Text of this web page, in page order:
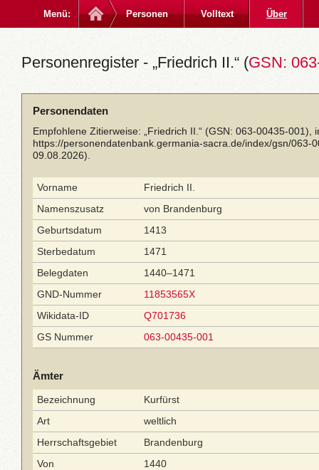
Menü: Personen Volltext Über
Personenregister - „Friedrich II.“ (GSN:
Personendaten
Empfohlene Zitierweise: „Friedrich II.“ (GSN: 063-00435-001),
https://personendatenbank.germania-sacra.de/index/gsn/063-
09.08.2026).
Vorname
Friedrich II.
Namenszusatz
von Brandenburg
Geburtsdatum
1413
Sterbedatum
1471
Belegdaten
1440–1471
GND-Nummer
11853565X
Wikidata-ID
Q701736
GS Nummer
063-00435-001
Ämter
Bezeichnung
Kurfürst
Art
weltlich
Herrschaftsgebiet
Brandenburg
Von
1440